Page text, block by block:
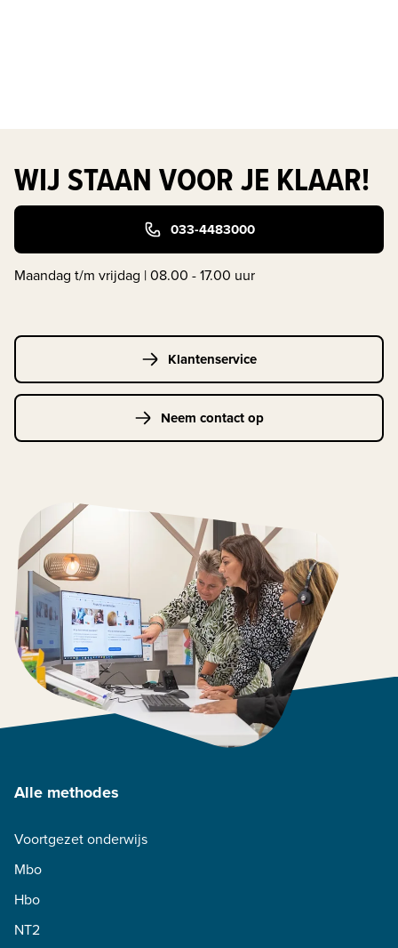
WIJ STAAN VOOR JE KLAAR!
033-4483000
Maandag t/m vrijdag | 08.00 - 17.00 uur
Klantenservice
Neem contact op
Alle methodes
Voortgezet onderwijs
Mbo
Hbo
NT2